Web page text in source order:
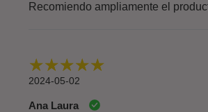
Recomiendo ampliamente el
2024-05-02
Ana Laura